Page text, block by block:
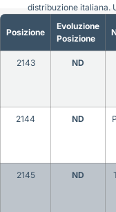
Posizione
Evoluzione
Posizione
2143 ND
2144 ND
2145 ND
distribuzione italiana.